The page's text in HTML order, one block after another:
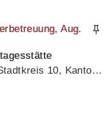
Aug.
8049 Zürich Höngg, Stadtkreis 10, Kanton Zürich